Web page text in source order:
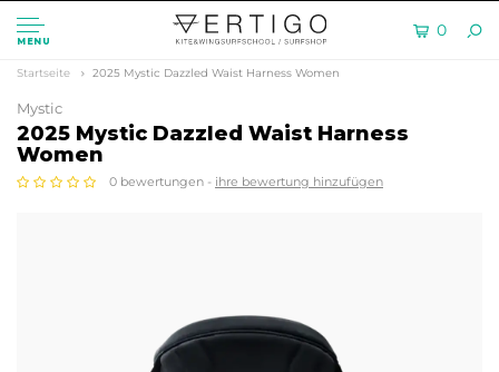
MENU
0
Startseite 2025 Mystic Dazzled Waist Harness Women
Mystic
2025 Mystic Dazzled Waist Harness
Women
0 bewertungen - ihre bewertung hinzufügen